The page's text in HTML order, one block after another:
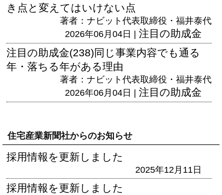
き点と変えてはいけない点
著者：ナビット代表取締役・福井泰代
2026年06月04日 | 注目の助成金
注目の助成金(238)同じ事業内容でも通る
年・落ちる年がある理由
著者：ナビット代表取締役・福井泰代
2026年06月04日 | 注目の助成金
住宅産業新聞社からのお知らせ
採用情報を更新しました
2025年12月11日
採用情報を更新しました